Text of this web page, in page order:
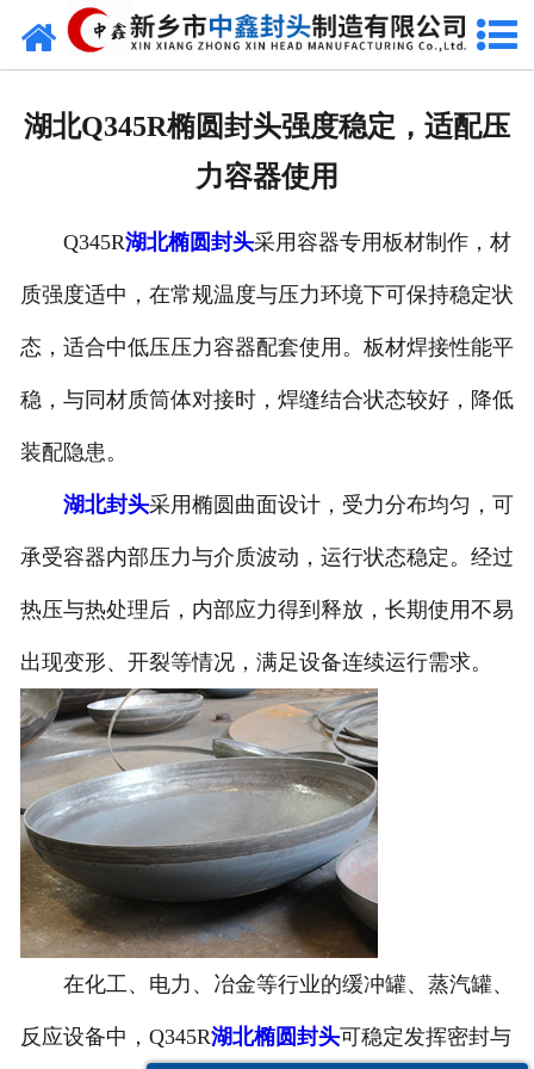
网站首页
生产现场
成功案例
发货现场
湖北Q345R椭圆封头强度稳定，适配压
力容器使用
Q345R湖北椭圆封头采用容器专用板材制作，材
质强度适中，在常规温度与压力环境下可保持稳定状
态，适合中低压压力容器配套使用。板材焊接性能平
稳，与同材质筒体对接时，焊缝结合状态较好，降低
装配隐患。
湖北封头采用椭圆曲面设计，受力分布均匀，可
承受容器内部压力与介质波动，运行状态稳定。经过
热压与热处理后，内部应力得到释放，长期使用不易
出现变形、开裂等情况，满足设备连续运行需求。
在化工、电力、冶金等行业的缓冲罐、蒸汽罐、
反应设备中，Q345R湖北椭圆封头可稳定发挥密封与